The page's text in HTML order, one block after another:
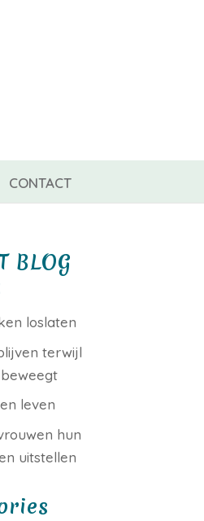
CONTACT
BLOG
loslaten
terwijl
leven
hun
uitstellen